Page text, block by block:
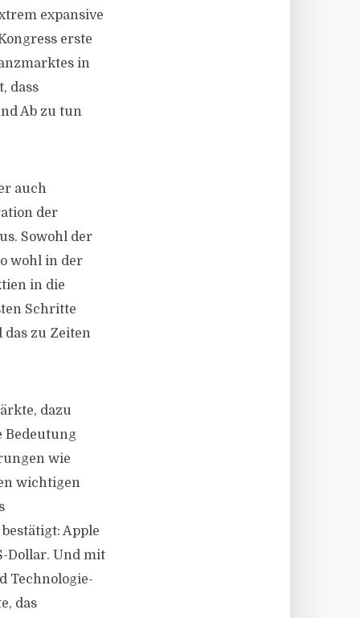
expansive
erste
in
dass
Ab zu tun
auch
der
Sowohl der
wohl in der
in die
Schritte
zu Zeiten
dazu
Bedeutung
wie
wichtigen
Apple
Dollar. Und mit
Technologie-
das